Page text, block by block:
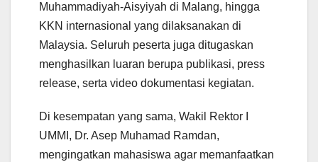
Muhammadiyah-Aisyiyah di Malang, hingga
KKN internasional yang dilaksanakan di
Malaysia. Seluruh peserta juga ditugaskan
menghasilkan luaran berupa publikasi, press
release, serta video dokumentasi kegiatan.
Di kesempatan yang sama, Wakil Rektor I
UMMI, Dr. Asep Muhamad Ramdan,
mengingatkan mahasiswa agar memanfaatkan